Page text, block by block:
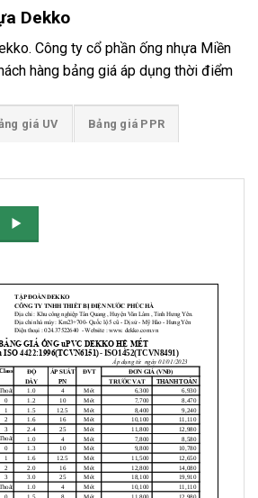
Dekko
Công ty cổ phần ống nhựa Miền
hàng bảng giá áp dụng thời điểm
giá UV Bảng giá PPR